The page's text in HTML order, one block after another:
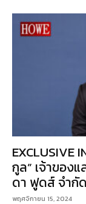
EXCLUSIVE
กูล” เจ้าของ
ดา ฟูดส์ จํากั
พฤศจิกายน 15, 2024